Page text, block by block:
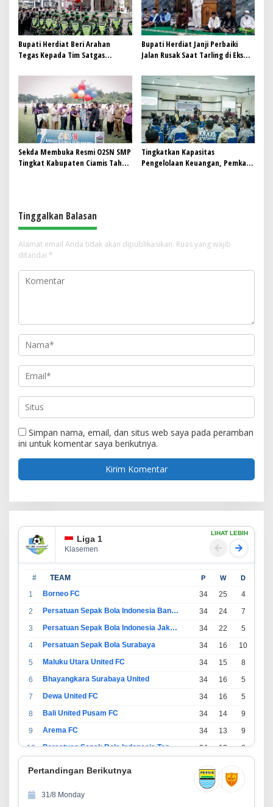
Bupati Herdiat Beri Arahan
Tegas Kepada Tim Satgas
Bupati Herdiat Janji Perbaiki
Jalan Rusak Saat Tarling di Eks
Masyarakat Sumringah
Sekda Membuka Resmi O2SN SMP
Tingkat Kabupaten Ciamis Tahun
Tingkatkan Kapasitas
Pengelolaan Keuangan, Pemkab
Tinggalkan Balasan
Alamat email Anda tidak akan dipublikasikan. Ruas yang wajib
ditandai *
Simpan nama, email, dan situs web saya pada peramban
ini untuk komentar saya berikutnya.
Liga 1
Klasemen
LIHAT LEBIH
# TEAM P W D
1 Borneo FC 34 25 4
2
Persatuan Sepak Bola Indonesia Bandung 34 24 7
3
Persatuan Sepak Bola Indonesia Jakarta 34 22 5
4
Persatuan Sepak Bola Surabaya 34 16 10
5
Maluku Utara United FC 34 15 8
6
Bhayangkara Surabaya United 34 16 5
7
Dewa United FC 34 16 5
8
Bali United Pusam FC 34 14 9
9
Arema FC 34 13 9
10
Persatuan Sepak Bola Indonesia Tangerang 34 13 6
34 11
13
Pertandingan Berikutnya
31/8 Monday